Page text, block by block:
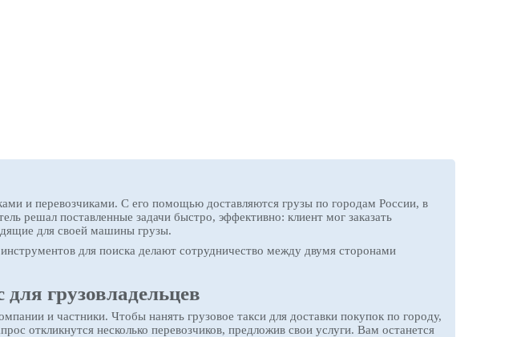
и перевозчиками. С его помощью доставляются грузы по городам России, в
решал поставленные задачи быстро, эффективно: клиент мог заказать
для своей машины грузы.
для поиска делают сотрудничество между двумя сторонами
грузовладельцев
и частники. Чтобы нанять грузовое такси для доставки покупок по городу,
откликнутся несколько перевозчиков, предложив свои услуги. Вам останется